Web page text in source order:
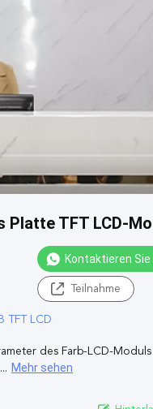
Platte TFT LCD-
Kontaktieren
Teilnahme
TFT LCD
des Farb-LCD-
Mehr sehen